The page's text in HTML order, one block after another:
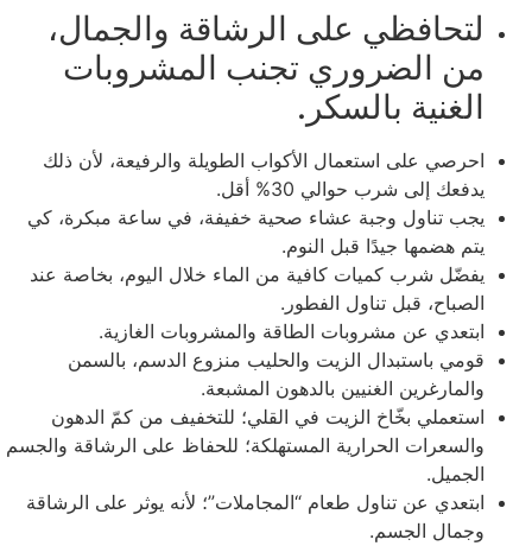
لتحافظي على الرشاقة والجمال،
من الضروري تجنب المشروبات
الغنية بالسكر.
احرصي على استعمال الأكواب الطويلة والرفيعة، لأن ذلك
يدفعك إلى شرب حوالي 30% أقل.
يجب تناول وجبة عشاء صحية خفيفة، في ساعة مبكرة، كي
يتم هضمها جيدًا قبل النوم.
يفضّل شرب كميات كافية من الماء خلال اليوم، بخاصة عند
الصباح، قبل تناول الفطور.
ابتعدي عن مشروبات الطاقة والمشروبات الغازية.
قومي باستبدال الزيت والحليب منزوع الدسم، بالسمن
والمارغرين الغنيين بالدهون المشبعة.
استعملي بخّاخ الزيت في القلي؛ للتخفيف من كمّ الدهون
والسعرات الحرارية المستهلكة؛ للحفاظ على الرشاقة والجسم
الجميل.
ابتعدي عن تناول طعام “المجاملات”؛ لأنه يوثر على الرشاقة
وجمال الجسم.